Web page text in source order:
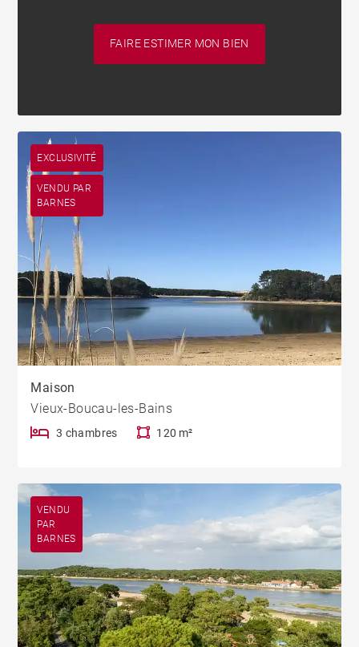
FAIRE ESTIMER MON BIEN
EXCLUSIVITÉ
VENDU PAR
BARNES
Maison
Vieux-Boucau-les-Bains
3 chambres 120 m²
VENDU
PAR
BARNES